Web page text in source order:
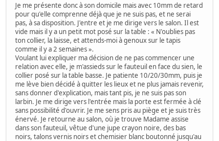
Je me présente donc à son domicile mais avec 10mm de retard
pour qu'elle comprenne déjà que je ne suis pas, et ne serai
pas, à sa disposition. J'entre et je me dirige vers le salon. Il est
vide mais il y a un petit mot posé sur la table : « N'oublies pas
ton collier, la laisse, et attends-moi à genoux sur le tapis
comme il y a 2 semaines ».
Voulant lui expliquer ma décision de ne pas commencer une
relation avec elle, je m'assieds sur le fauteuil en face du sien, le
collier posé sur la table basse. Je patiente 10/20/30mm, puis je
me lève bien décidé à quitter les lieux et ne plus jamais revenir,
sans donner d'explication, mais tant pis, je ne suis pas son
larbin. Je me dirige vers l'entrée mais la porte est fermée à clé
sans possibilité d'ouvrir. Je me sens pris au piège et je suis très
énervé. Je retourne au salon, où je trouve Madame assise
dans son fauteuil, vêtue d'une jupe crayon noire, des bas
noirs, talons vernis noirs et chemisier blanc boutonné jusqu'au